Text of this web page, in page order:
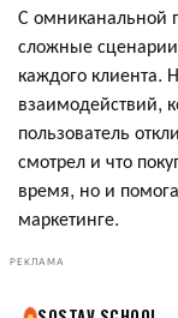
С омниканальной
сложные
каждого клиента.
взаимодействий,
пользователь
смотрел и что
время, но и
маркетинге.
РЕКЛАМА